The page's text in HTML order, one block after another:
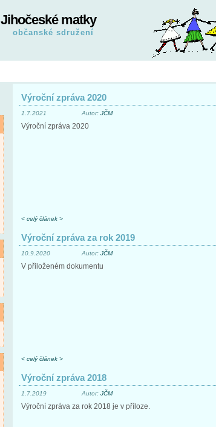
Jihočeské matky
občanské sdružení
Výroční zpráva 2020
1.7.2021 Autor: JČM
Výroční zpráva 2020
< celý článek >
Výroční zpráva za rok 2019
10.9.2020 Autor: JČM
V přiloženém dokumentu
< celý článek >
Výroční zpráva 2018
1.7.2019 Autor: JČM
Výroční zpráva za rok 2018 je v příloze.